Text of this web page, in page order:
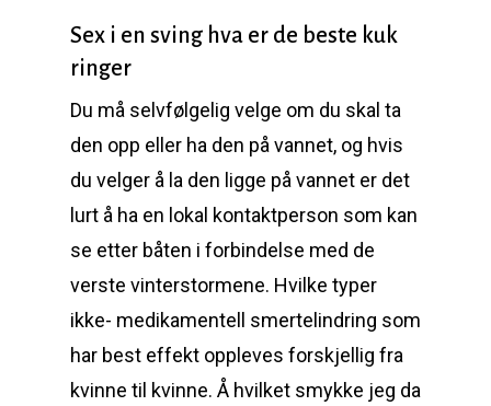
Sex i en sving hva er de beste kuk
ringer
Du må selvfølgelig velge om du skal ta
den opp eller ha den på vannet, og hvis
du velger å la den ligge på vannet er det
lurt å ha en lokal kontaktperson som kan
se etter båten i forbindelse med de
verste vinterstormene. Hvilke typer
ikke- medikamentell smertelindring som
har best effekt oppleves forskjellig fra
kvinne til kvinne. Å hvilket smykke jeg da